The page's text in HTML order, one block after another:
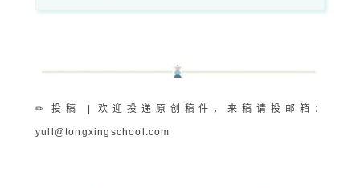
✏ 投稿 | 欢迎投递原创稿件，来稿请投邮箱：
yull@tongxingschool.com